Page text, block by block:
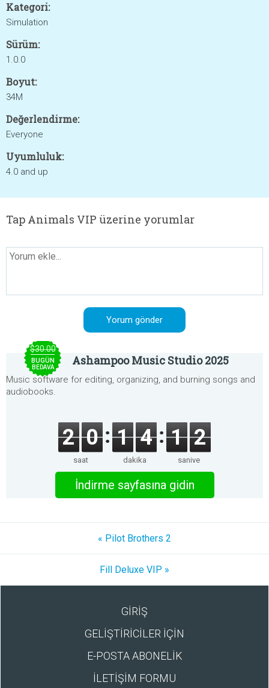
Kategori:
Simulation
Sürüm:
1.0.0
Boyut:
34M
Değerlendirme:
Everyone
Uyumluluk:
4.0 and up
Tap Animals VIP üzerine yorumlar
$30.00
BUGÜN
BEDAVA Ashampoo Music Studio 2025
Music software for editing, organizing, and burning songs and
audiobooks.
2 0
saat
1 4
dakika
1 2
saniye
İndirme sayfasına gidin
« Pilot Brothers 2
Fill Deluxe VIP »
GİRİŞ
GELİŞTİRİCİLER İÇİN
E-POSTA ABONELİK
İLETİŞİM FORMU